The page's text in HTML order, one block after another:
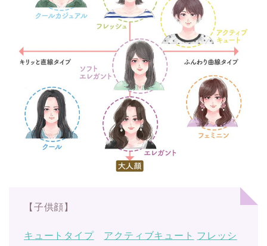
【子供顔】
キュートタイプ アクティブキュート フレッシ